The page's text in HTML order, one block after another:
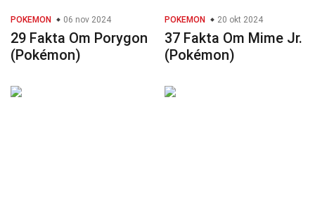
POKEMON 06 nov 2024
29 Fakta Om Porygon
(Pokémon)
POKEMON 20 okt 2024
37 Fakta Om Mime Jr.
(Pokémon)